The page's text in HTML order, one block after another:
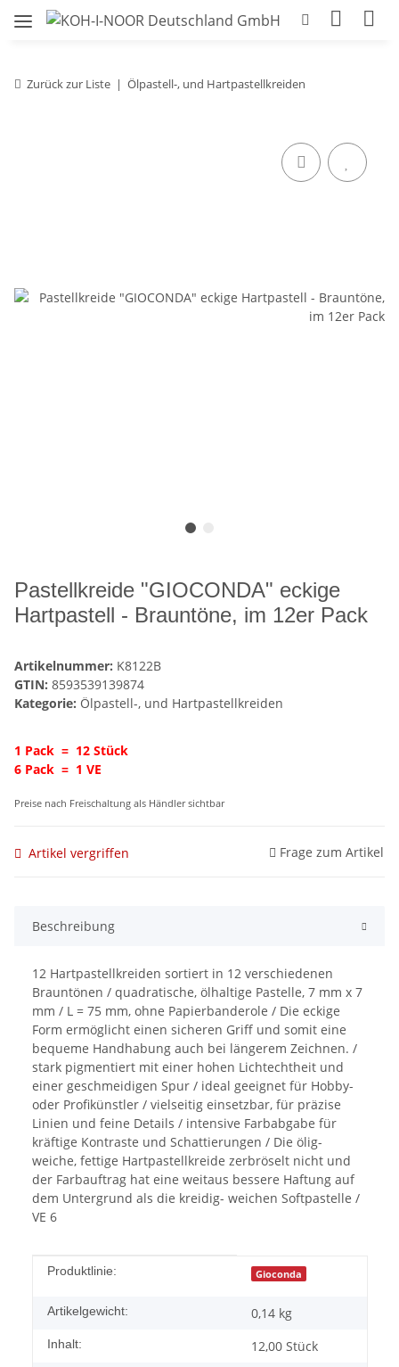
Zurück zur Liste Ölpastell-, und Hartpastellkreiden
Pastellkreide "GIOCONDA" eckige
Hartpastell - Brauntöne, im 12er Pack
Artikelnummer: K8122B
GTIN: 8593539139874
Kategorie: Ölpastell-, und Hartpastellkreiden
1 Pack = 12 Stück
6 Pack = 1 VE
Preise nach Freischaltung als Händler sichtbar
Artikel vergriffen Frage zum Artikel
Beschreibung
12 Hartpastellkreiden sortiert in 12 verschiedenen
Brauntönen / quadratische, ölhaltige Pastelle, 7 mm x 7
mm / L = 75 mm, ohne Papierbanderole / Die eckige
Form ermöglicht einen sicheren Griff und somit eine
bequeme Handhabung auch bei längerem Zeichnen. /
stark pigmentiert mit einer hohen Lichtechtheit und
einer geschmeidigen Spur / ideal geeignet für Hobby-
oder Profikünstler / vielseitig einsetzbar, für präzise
Linien und feine Details / intensive Farbabgabe für
kräftige Kontraste und Schattierungen / Die ölig-
weiche, fettige Hartpastellkreide zerbröselt nicht und
der Farbauftrag hat eine weitaus bessere Haftung auf
dem Untergrund als die kreidig- weichen Softpastelle /
VE 6
Produkteigenschaft
Wert
Produktlinie: Gioconda
Artikelgewicht: 0,14 kg
Inhalt: 12,00 Stück